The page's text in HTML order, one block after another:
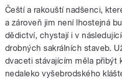
Čeští a rakouští nadšenci,
a zároveň jim není lhostejná
dědictví, chystají i v
drobných sakrálních staveb.
dvaceti stávajícím měla přibýt
nedaleko vyšebrodského